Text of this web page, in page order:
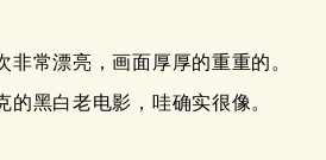
非常漂亮，画面厚厚的重重的。
的黑白老电影，哇确实很像。